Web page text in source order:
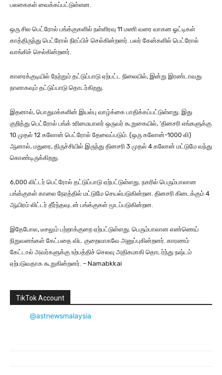
பலகைகள் வைக்கப்பட்டுள்ளன.
ஒரு சில பெட்ரோல் பங்க்குகளில் நள்ளிரவு 11 மணி வரை வாகன ஓட்டிகள்
காத்திருந்து பெட்ரோல் நிரப்பிச் செல்கின்றனர். பலர் கேன்களில் பெட்ரோல்
வாங்கிச் செல்கின்றனர்.
காரைக்குடியில் நேற்றும் தட்டுப்பாடு ஏற்பட்ட நிலையில், இன்று இரண்டாவது
நாளாகவும் தட்டுப்பாடு தொடர்கிறது.
இதனால், பொதுமக்களின் இயல்பு வாழ்க்கை பாதிக்கப்பட்டுள்ளது. இது
குறித்து பெட்ரோல் பங்க் உரிமையாளர் ஒருவர் கூறுகையில், ‘தினசரி எங்களுக்கு
10 முதல் 12 கலோன் பெட்ரோல் தேவைப்படும். (ஒரு கலோன்-1000 லி)
ஆனால், மதுரை, திருச்சியில் இருந்து தினசரி 3 முதல் 4 கலோன் மட்டுமே வந்து
கொண்டிருக்கிறது.
6,000 லிட்டர் பெட்ரோல் தட்டுப்பாடு ஏற்பட்டுள்ளது. நகரில் பெரும்பாலான
பங்க்குகள் காலை நேரத்தில் மட்டுமே செயல்படுகின்றன. தினசரி கிடைக்கும் 4
ஆயிரம் லிட்டர் தீர்ந்தவுடன் பங்க்குகள் மூடப்படுகின்றன.
இதேபோல, டீசலும் பற்றாக்குறை ஏற்பட்டுள்ளது. பெரும்பாலான எண்ணெய்
நிறுவனங்கள் கேட்பதை விட குறைவாகவே அனுப்புகின்றனர். காரணம்
கேட்டால் அவர்களுக்கு உற்பத்திச் செலவு அதிகமாகி தொடர்ந்து நஷ்டம்
ஏற்படுவதாக கூறுகின்றனர். – Namabkkai
TikTok Account
@astnewsmalaysia